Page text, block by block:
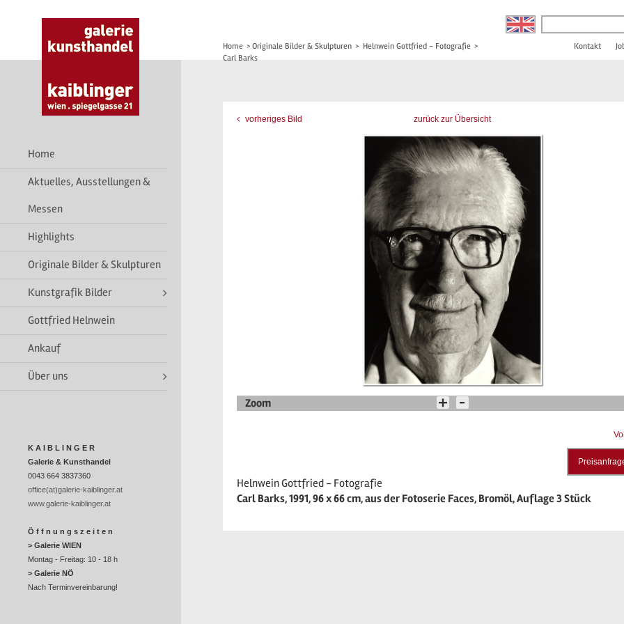
Home
Aktuelles, Ausstellungen &
Messen
Highlights
Originale Bilder & Skulpturen
Kunstgrafik Bilder
Gottfried Helnwein
Ankauf
Über uns
K A I B L I N G E R
Galerie & Kunsthandel
0043 664 3837360
office(at)galerie-kaiblinger.at
www.galerie-kaiblinger.at
Ö f f n u n g s z e i t e n
> Galerie WIEN
Montag - Freitag: 10 - 18 h
> Galerie NÖ
Nach Terminvereinbarung!
Home > Originale Bilder & Skulpturen > Helnwein Gottfried - Fotografie >
Carl Barks
Kontakt
vorheriges Bild zurück zur Übersicht
Zoom
Helnwein Gottfried - Fotografie
Carl Barks, 1991, 96 x 66 cm, aus der Fotoserie Faces, Bromöl, Auflage 3 Stück